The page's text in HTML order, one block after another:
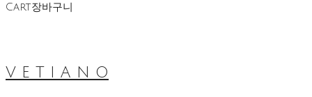
Cart장바구니
V E T I A N O